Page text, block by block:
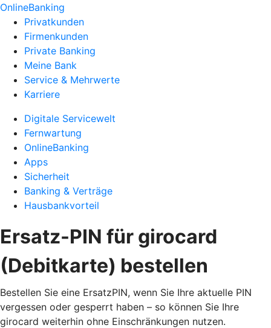
OnlineBanking
Privatkunden
Firmenkunden
Private Banking
Meine Bank
Service & Mehrwerte
Karriere
Digitale Servicewelt
Fernwartung
OnlineBanking
Apps
Sicherheit
Banking & Verträge
Hausbankvorteil
Ersatz-PIN für girocard
(Debitkarte) bestellen
Bestellen Sie eine ErsatzPIN, wenn Sie Ihre aktuelle PIN
vergessen oder gesperrt haben – so können Sie Ihre
girocard weiterhin ohne Einschränkungen nutzen.